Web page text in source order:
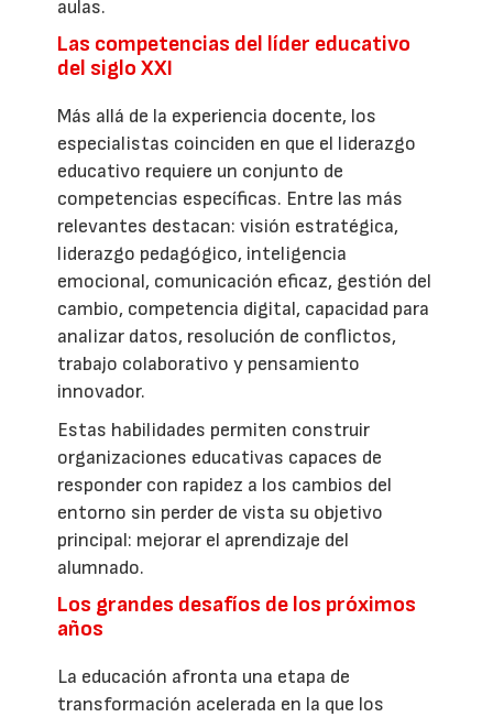
aulas.
Las competencias del líder educativo
del siglo XXI
Más allá de la experiencia docente, los
especialistas coinciden en que el liderazgo
educativo requiere un conjunto de
competencias específicas. Entre las más
relevantes destacan: visión estratégica,
liderazgo pedagógico, inteligencia
emocional, comunicación eficaz, gestión del
cambio, competencia digital, capacidad para
analizar datos, resolución de conflictos,
trabajo colaborativo y pensamiento
innovador.
Estas habilidades permiten construir
organizaciones educativas capaces de
responder con rapidez a los cambios del
entorno sin perder de vista su objetivo
principal: mejorar el aprendizaje del
alumnado.
Los grandes desafíos de los próximos
años
La educación afronta una etapa de
transformación acelerada en la que los